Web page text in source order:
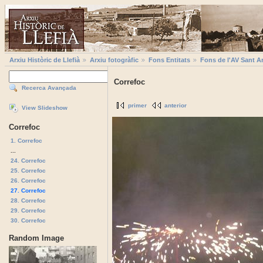
Arxiu Històric de Llefià Arxiu fotogràfic Fons Entitats Fons de l'AV Sant
Recerca Avançada
View Slideshow
Correfoc
1. Correfoc
24. Correfoc
25. Correfoc
26. Correfoc
27. Correfoc
28. Correfoc
29. Correfoc
30. Correfoc
Random Image
Correfoc
primer anterior